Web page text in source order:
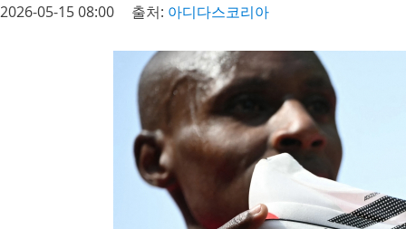
2026-05-15 08:00 출처: 아디다스코리아